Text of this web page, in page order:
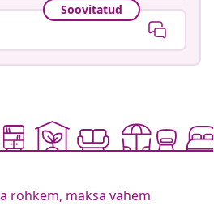
Soovitatud
rohkem, maksa vähem